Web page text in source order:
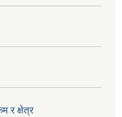
र क्षेत्र